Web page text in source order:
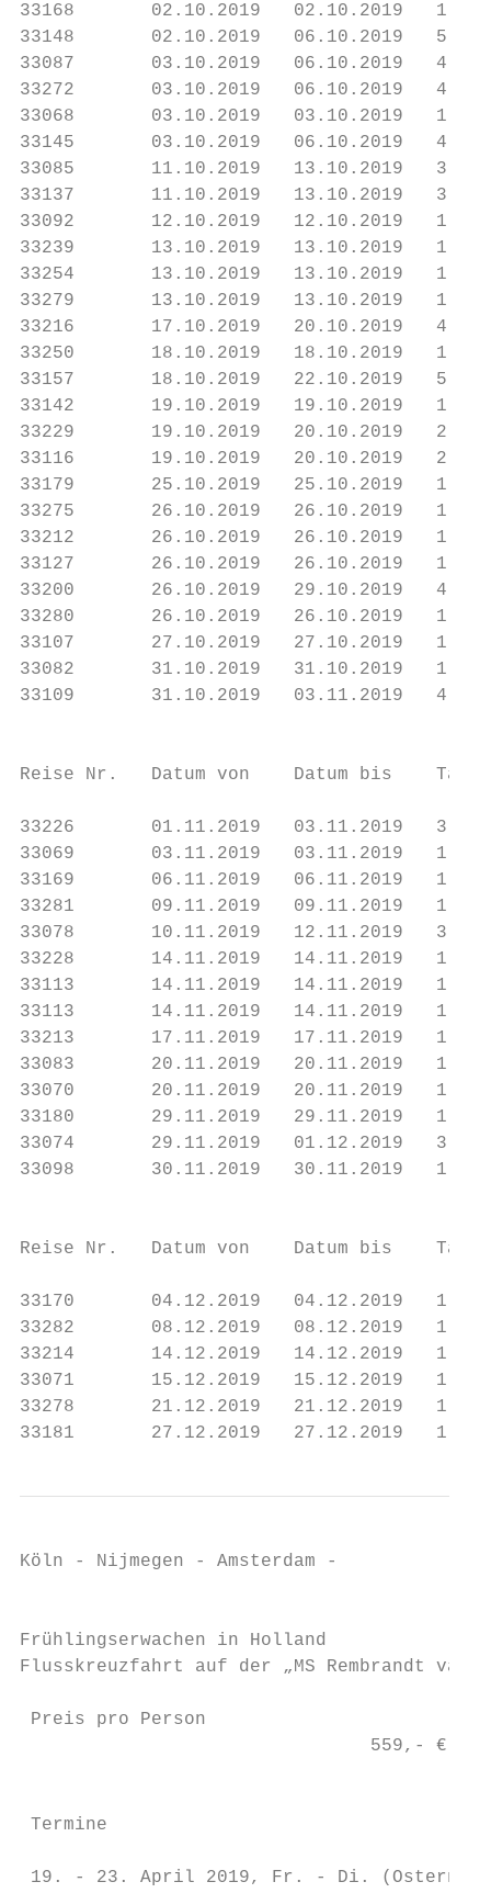
33168       02.10.2019   02.10.2019
33148       02.10.2019   06.10.2019
33087       03.10.2019   06.10.2019
33272       03.10.2019   06.10.2019
33068       03.10.2019   03.10.2019
33145       03.10.2019   06.10.2019   4
33085       11.10.2019   13.10.2019
33137       11.10.2019   13.10.2019
33092       12.10.2019   12.10.2019
33239       13.10.2019   13.10.2019   1
33254       13.10.2019   13.10.2019
33279       13.10.2019   13.10.2019   1
33216       17.10.2019   20.10.2019   4
33250       18.10.2019   18.10.2019
33157       18.10.2019   22.10.2019
33142       19.10.2019   19.10.2019   1
33229       19.10.2019   20.10.2019   2
33116       19.10.2019   20.10.2019
33179       25.10.2019   25.10.2019   1
33275       26.10.2019   26.10.2019
33212       26.10.2019   26.10.2019   1
33127       26.10.2019   26.10.2019   1
33200       26.10.2019   29.10.2019   4
33280       26.10.2019   26.10.2019   1
33107       27.10.2019   27.10.2019
33082       31.10.2019   31.10.2019
33109       31.10.2019   03.11.2019   4
Reise Nr.   Datum von    Datum bis
33226       01.11.2019   03.11.2019   3
33069       03.11.2019   03.11.2019
33169       06.11.2019   06.11.2019
33281       09.11.2019   09.11.2019   1
33078       10.11.2019   12.11.2019
33228       14.11.2019   14.11.2019   1
33113       14.11.2019   14.11.2019
33113       14.11.2019   14.11.2019   1
33213       17.11.2019   17.11.2019   1
33083       20.11.2019   20.11.2019
33070       20.11.2019   20.11.2019
33180       29.11.2019   29.11.2019   1
33074       29.11.2019   01.12.2019
33098       30.11.2019   30.11.2019
Reise Nr.   Datum von    Datum bis
33170       04.12.2019   04.12.2019
33282       08.12.2019   08.12.2019   1
33214       14.12.2019   14.12.2019   1
33071       15.12.2019   15.12.2019
33278       21.12.2019   21.12.2019
33181       27.12.2019   27.12.2019   1
Köln - Nijmegen - Amsterdam -
Frühlingserwachen in Holland
Flusskreuzfahrt auf der „MS Rembrandt van
Preis pro Person
                                559,- €
Termine
19. - 23. April 2019, Fr. - Di. (Ostern)